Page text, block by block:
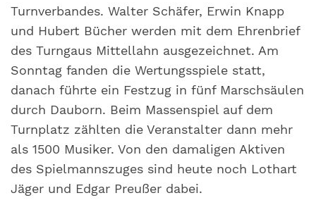
Turnverbandes. Walter Schäfer, Erwin Knapp
und Hubert Bücher werden mit dem Ehrenbrief
des Turngaus Mittellahn ausgezeichnet. Am
Sonntag fanden die Wertungsspiele statt,
danach führte ein Festzug in fünf Marschsäulen
durch Dauborn. Beim Massenspiel auf dem
Turnplatz zählten die Veranstalter dann mehr
als 1500 Musiker. Von den damaligen Aktiven
des Spielmannszuges sind heute noch Lothart
Jäger und Edgar Preußer dabei.